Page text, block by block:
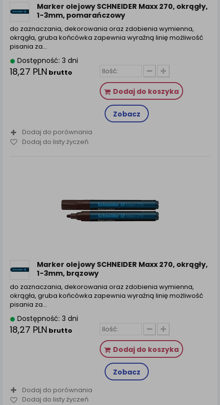
Marker olejowy SCHNEIDER Maxx 270, okrągły,
1-3mm, pomarańczowy
do zaznaczania, dekorowania oraz zdobienia wymienna,
okrągła, gruba końcówka zapewnia wyraźną linię możliwość
pisania za...
Dostępność: 3 dni
18,27 PLN brutto
Dodaj do koszyka
Zobacz
Dodaj do porównania
Dodaj do listy życzeń
Marker olejowy SCHNEIDER Maxx 270, okrągły,
1-3mm, brązowy
do zaznaczania, dekorowania oraz zdobienia wymienna,
okrągła, gruba końcówka zapewnia wyraźną linię możliwość
pisania za...
Dostępność: 3 dni
18,27 PLN brutto
Dodaj do koszyka
Zobacz
Dodaj do porównania
Dodaj do listy życzeń